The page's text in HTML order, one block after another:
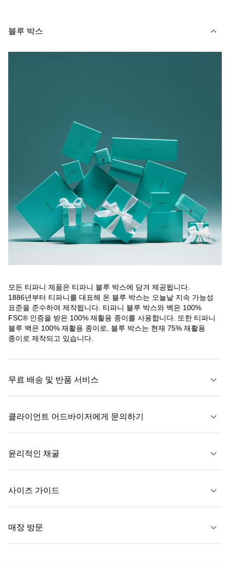
블루 박스
모든 티파니 제품은 티파니 블루 박스에 담겨 제공됩니다.
1886년부터 티파니를 대표해 온 블루 박스는 오늘날 지속 가능성
표준을 준수하여 제작됩니다. 티파니 블루 박스와 백은 100%
FSC® 인증을 받은 100% 재활용 종이를 사용합니다. 또한 티파니
블루 백은 100% 재활용 종이로, 블루 박스는 현재 75% 재활용
종이로 제작되고 있습니다.
무료 배송 및 반품 서비스
자세히 보기
클라이언트 어드바이저에게 문의하기
윤리적인 채굴
사이즈 가이드
자세히 보기
매장 방문